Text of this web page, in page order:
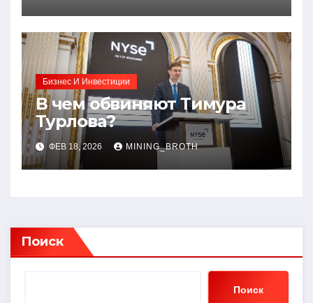
Бизнес И Инвестиции
В чем обвиняют Тимура
Турлова?
ФЕВ 18, 2026 MINING_BROTH
Поиск
Поиск